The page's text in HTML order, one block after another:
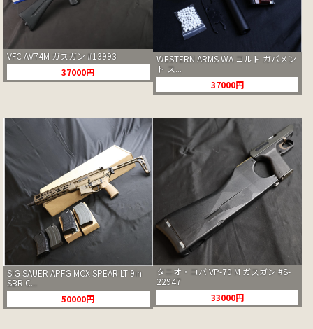
VFC AV74M ガスガン #13993
37000円
WESTERN ARMS WA コルト ガバメン
ト ス...
37000円
SIG SAUER APFG MCX SPEAR LT 9in
SBR C...
50000円
タニオ・コバ VP-70 M ガスガン #S-
22947
33000円